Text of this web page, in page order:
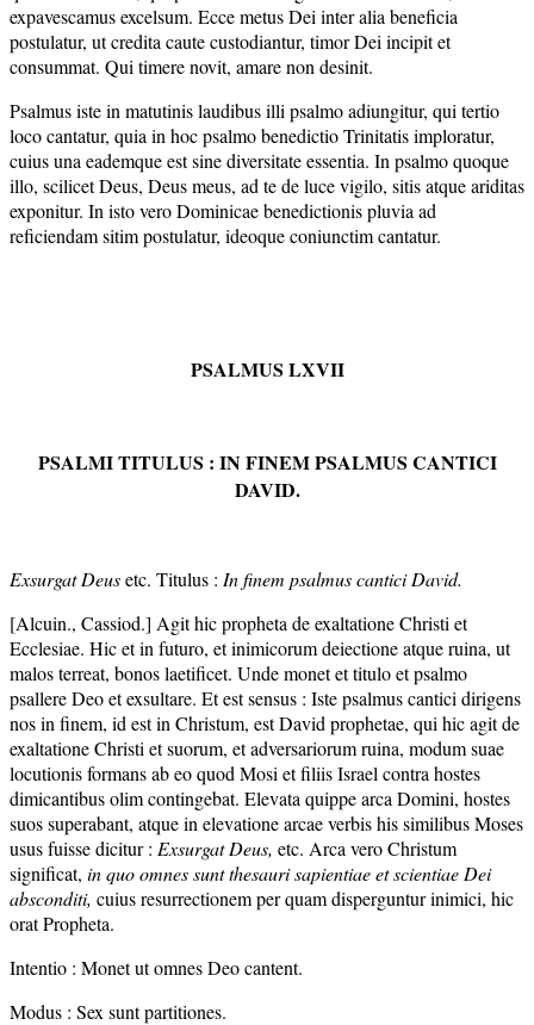
expavescamus excelsum. Ecce metus Dei inter alia beneficia
postulatur, ut credita caute custodiantur, timor Dei incipit et
consummat. Qui timere novit, amare non desinit.
Psalmus iste in matutinis laudibus illi psalmo adiungitur, qui tertio
loco cantatur, quia in hoc psalmo benedictio Trinitatis imploratur,
cuius una eademque est sine diversitate essentia. In psalmo quoque
illo, scilicet Deus, Deus meus, ad te de luce vigilo, sitis atque ariditas
exponitur. In isto vero Dominicae benedictionis pluvia ad
reficiendam sitim postulatur, ideoque coniunctim cantatur.
PSALMUS LXVII
PSALMI TITULUS : IN FINEM PSALMUS CANTICI
DAVID.
Exsurgat Deusetc. Titulus : In finem psalmus cantici David.
[Alcuin., Cassiod.] Agit hic propheta de exaltatione Christi et
Ecclesiae. Hic et in futuro, et inimicorum deiectione atque ruina, ut
malos terreat, bonos laetificet. Unde monet et titulo et psalmo
psallere Deo et exsultare. Et est sensus : Iste psalmus cantici dirigens
nos in finem, id est in Christum, est David prophetae, qui hic agit de
exaltatione Christi et suorum, et adversariorum ruina, modum suae
locutionis formans ab eo quod Mosi et filiis Israel contra hostes
dimicantibus olim contingebat. Elevata quippe arca Domini, hostes
suos superabant, atque in elevatione arcae verbis his similibus Moses
usus fuisse dicitur : Exsurgat Deus, etc. Arca vero Christum
significat, in quo omnes sunt thesauri sapientiae et scientiae Dei
absconditi, cuius resurrectionem per quam disperguntur inimici, hic
orat Propheta.
Intentio : Monet ut omnes Deo cantent.
Modus : Sex sunt partitiones.